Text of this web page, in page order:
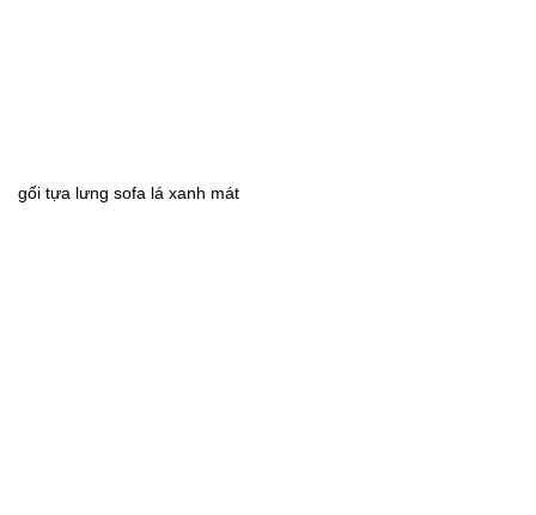
gối tựa lưng sofa lá xanh mát